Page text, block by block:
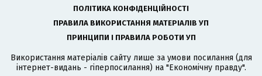
ПОЛІТИКА КОНФІДЕНЦІЙНОСТІ
ПРАВИЛА ВИКОРИСТАННЯ МАТЕРІАЛІВ УП
ПРИНЦИПИ І ПРАВИЛА РОБОТИ УП
Використання матеріалів сайту лише за умови посилання (для
інтернет-видань - гіперпосилання) на "Економічну правду".